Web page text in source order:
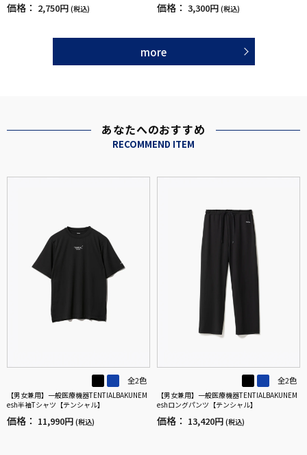
価格： 2,750円 (税込) 価格： 3,300円 (税込)
more
あなたへのおすすめ
RECOMMEND ITEM
全2色
【男女兼用】一般医療機器TENTIALBAKUNEM
esh半袖Tシャツ【テンシャル】
価格： 11,990円 (税込)
全2色
【男女兼用】一般医療機器TENTIALBAKUNEM
eshロングパンツ【テンシャル】
価格： 13,420円 (税込)